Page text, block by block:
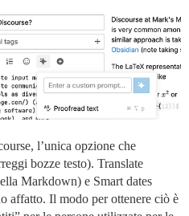
l’unica opzione che
bozze testo). Translate
Markdown) e Smart dates
affatto. Il modo per ottenere ciò è